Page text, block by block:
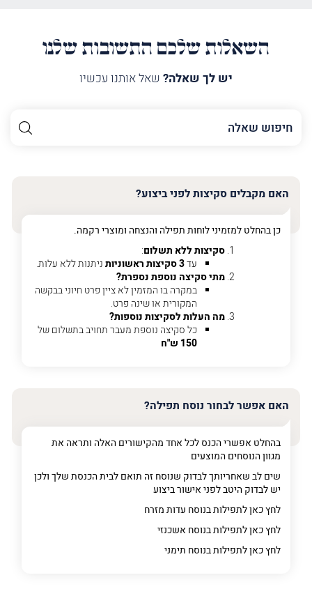
השאלות שלכם התשובות שלנו
יש לך שאלה? שאל אותנו עכשיו
השם
שלך
טלפון (חובה)
האם מקבלים סקיצות לפני ביצוע?
כן בהחלט למזמיני לוחות תפילה והנצחה ומוצרי רקמה.
סקיצות ללא תשלום:
עד3 סקיצות ראשוניות
ניתנות ללא עלות.
מתי סקיצה נוספת נספרת?
במקרה בו המזמין לא ציין פרט חיוני בבקשה
המקורית או שינה פרט.
מה העלות לסקיצות נוספות?
כל סקיצה נוספת מעבר תחויב בתשלום של
150 ש"ח
האם אפשר לבחור נוסח תפילה?
בהחלט אפשרי הכנס לכל אחד מהקישורים האלה ותראה את
מגוון הנוסחים המוצעים
שים לב שאחריותך לבדוק שנוסח זה תואם לבית הכנסת שלך ולכן
יש לבדוק היטב לפני אישור ביצוע
לחץ כאן לתפילות בנוסח עדות מזרח
לחץ כאן לתפילות בנוסח אשכנזי
לחץ כאן לתפילות בנוסח תימני